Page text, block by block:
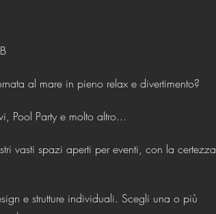
al mare in pieno relax e divertimento?
Pool Party e molto altro...
vasti spazi aperti per eventi, con la certezza
e strutture individuali. Scegli una o più